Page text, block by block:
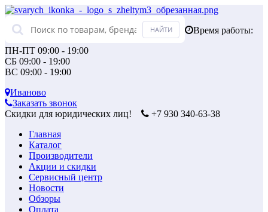
Время работы:
ПН-ПТ 09:00 - 19:00
СБ 09:00 - 19:00
ВС 09:00 - 19:00
Иваново
Заказать звонок
Скидки для юридических лиц!
+7 930 340-63-38
Главная
Каталог
Производители
Акции и скидки
Сервисный центр
Новости
Обзоры
Оплата